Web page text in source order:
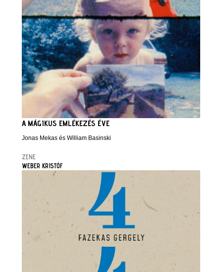
A MÁGIKUS EMLÉKEZÉS ÉVE
Jonas Mekas és William Basinski
ZENE
WEBER KRISTÓF